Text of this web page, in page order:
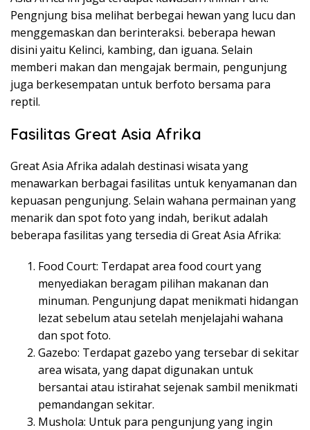
Pengnjung bisa melihat berbegai hewan yang lucu dan
menggemaskan dan berinteraksi. beberapa hewan
disini yaitu Kelinci, kambing, dan iguana. Selain
memberi makan dan mengajak bermain, pengunjung
juga berkesempatan untuk berfoto bersama para
reptil.
Fasilitas Great Asia Afrika
Great Asia Afrika adalah destinasi wisata yang
menawarkan berbagai fasilitas untuk kenyamanan dan
kepuasan pengunjung. Selain wahana permainan yang
menarik dan spot foto yang indah, berikut adalah
beberapa fasilitas yang tersedia di Great Asia Afrika:
Food Court: Terdapat area food court yang
menyediakan beragam pilihan makanan dan
minuman. Pengunjung dapat menikmati hidangan
lezat sebelum atau setelah menjelajahi wahana
dan spot foto.
Gazebo: Terdapat gazebo yang tersebar di sekitar
area wisata, yang dapat digunakan untuk
bersantai atau istirahat sejenak sambil menikmati
pemandangan sekitar.
Mushola: Untuk para pengunjung yang ingin